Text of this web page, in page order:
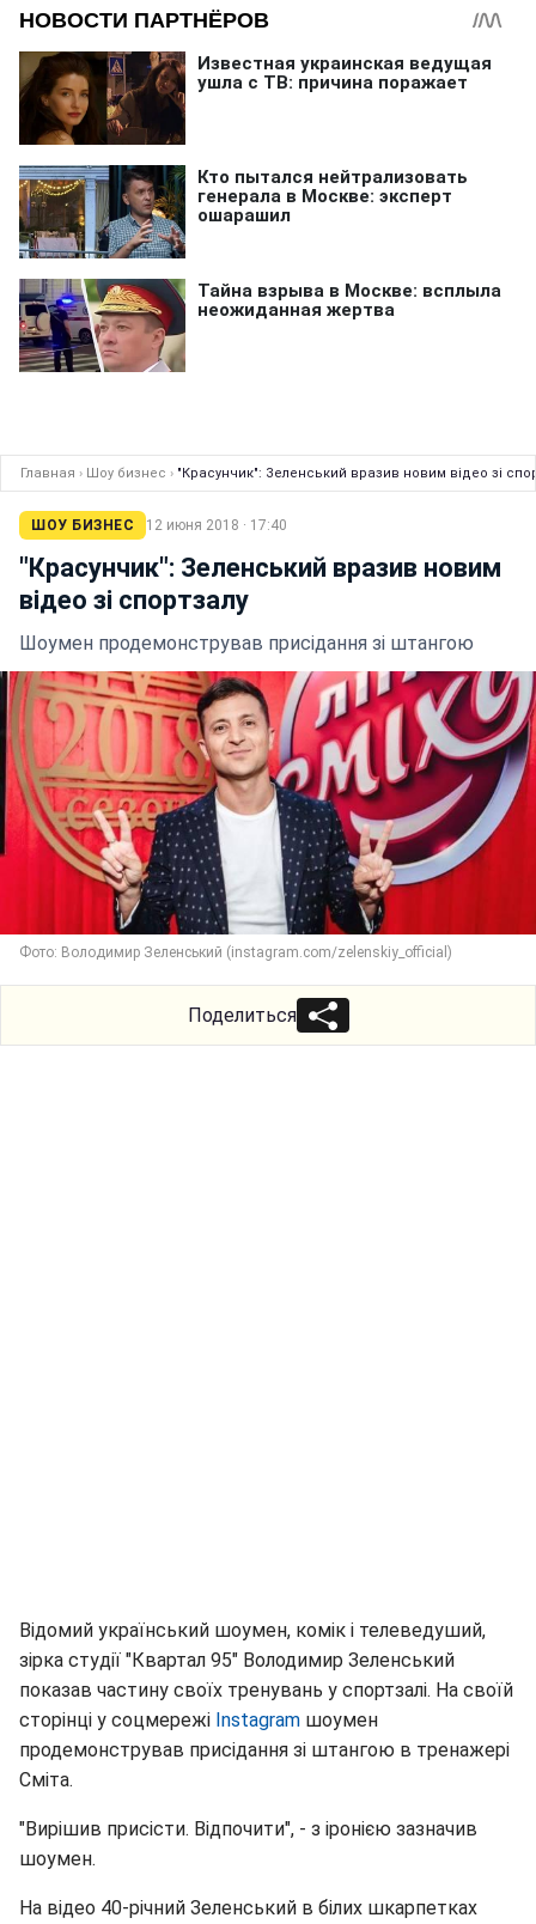
Главная › Шоу бизнес › "Красунчик": Зеленський вразив новим відео зі
ШОУ БИЗНЕС 12 июня 2018 · 17:40
"Красунчик": Зеленський вразив новим
відео зі спортзалу
Шоумен продемонстрував присідання зі штангою
Фото: Володимир Зеленський (instagram.com/zelenskiy_official)
Поделиться
Відомий український шоумен, комік і телеведуший,
зірка студії "Квартал 95" Володимир Зеленський
показав частину своїх тренувань у спортзалі. На своїй
сторінці у соцмережі Instagram шоумен
продемонстрував присідання зі штангою в тренажері
Сміта.
"Вирішив присісти. Відпочити", - з іронією зазначив
шоумен.
На відео 40-річний Зеленський в білих шкарпетках